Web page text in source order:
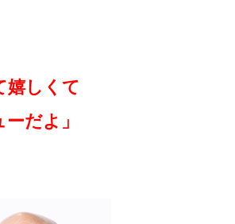
嬉しくて
だよ」